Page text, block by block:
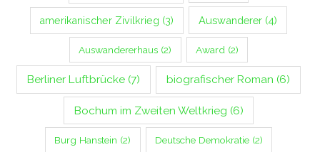
amerikanischer Zivilkrieg (3) Auswanderer(4)
Auswandererhaus (2) Award (2)
Berliner Luftbrücke (7) biografischer Roman (6)
Bochum im Zweiten Weltkrieg (6)
Burg Hanstein (2) Deutsche Demokratie(2)